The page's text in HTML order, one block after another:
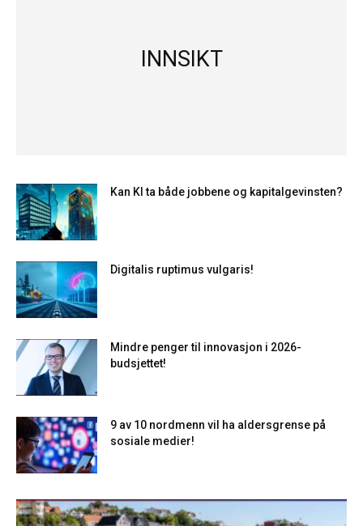
INNSIKT
Kan KI ta både jobbene og kapitalgevinsten?
Digitalis ruptimus vulgaris!
Mindre penger til innovasjon i 2026-
budsjettet!
9 av 10 nordmenn vil ha aldersgrense på
sosiale medier!